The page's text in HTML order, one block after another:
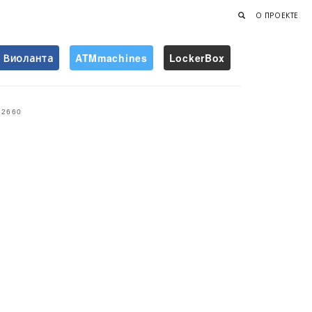
О ПРОЕКТЕ
Виоланта ATMmachines LockerBox
2660